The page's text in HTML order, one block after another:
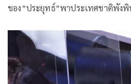
ของ”ประยุทธ์”พาประเทศชาติพัง